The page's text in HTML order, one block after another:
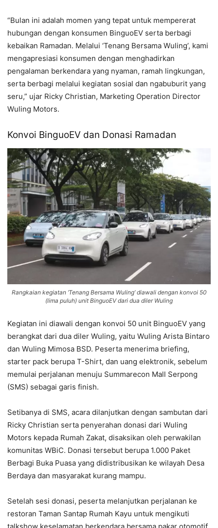
“Bulan ini adalah momen yang tepat untuk mempererat
hubungan dengan konsumen BinguoEV serta berbagi
kebaikan Ramadan. Melalui ‘Tenang Bersama Wuling’, kami
mengapresiasi konsumen dengan menghadirkan
pengalaman berkendara yang nyaman, ramah lingkungan,
serta berbagi melalui kegiatan sosial dan ngabuburit yang
seru,” ujar Ricky Christian, Marketing Operation Director
Wuling Motors.
Konvoi BinguoEV dan Donasi Ramadan
Rangkaian kegiatan ‘Tenang Bersama Wuling’ diawali dengan konvoi 50
(lima puluh) unit BinguoEV dari dua diler Wuling
Kegiatan ini diawali dengan konvoi 50 unit BinguoEV yang
berangkat dari dua diler Wuling, yaitu Wuling Arista Bintaro
dan Wuling Mimosa BSD. Peserta menerima briefing,
starter pack berupa T-Shirt, dan uang elektronik, sebelum
memulai perjalanan menuju Summarecon Mall Serpong
(SMS) sebagai garis finish.
Setibanya di SMS, acara dilanjutkan dengan sambutan dari
Ricky Christian serta penyerahan donasi dari Wuling
Motors kepada Rumah Zakat, disaksikan oleh perwakilan
komunitas WBiC. Donasi tersebut berupa 1.000 Paket
Berbagi Buka Puasa yang didistribusikan ke wilayah Desa
Berdaya dan masyarakat kurang mampu.
Setelah sesi donasi, peserta melanjutkan perjalanan ke
restoran Taman Santap Rumah Kayu untuk mengikuti
talkshow keselamatan berkendara bersama pakar otomotif,